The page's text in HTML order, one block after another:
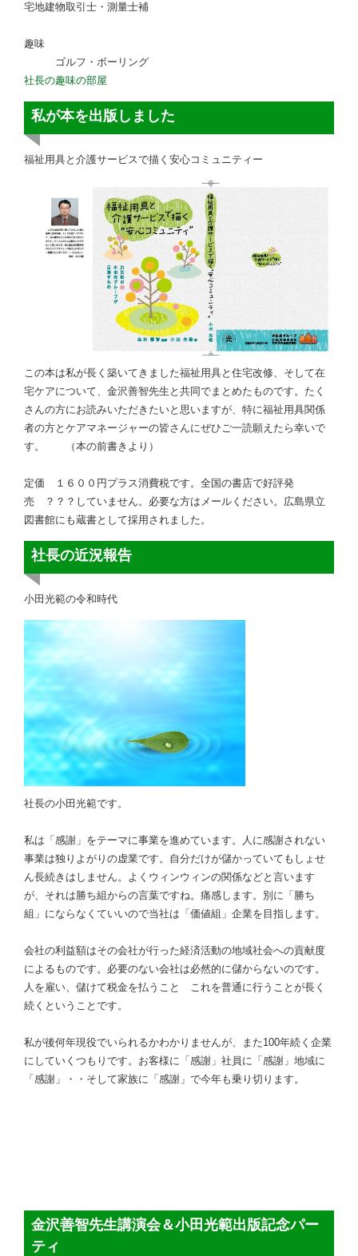
宅地建物取引士・測量士補
趣味
ゴルフ・ボーリング
社長の趣味の部屋
私が本を出版しました
福祉用具と介護サービスで描く安心コミュニティー
この本は私が長く築いてきました福祉用具と住宅改修、そして在
宅ケアについて、金沢善智先生と共同でまとめたものです。たく
さんの方にお読みいただきたいと思いますが、特に福祉用具関係
者の方とケアマネージャーの皆さんにぜひご一読願えたら幸いで
す。 （本の前書きより）
定価 １６００円プラス消費税です。全国の書店で好評発
売 ？？？していません。必要な方はメールください。広島県立
図書館にも蔵書として採用されました。
社長の近況報告
小田光範の令和時代
社長の小田光範です。
私は「感謝」をテーマに事業を進めています。人に感謝されない
事業は独りよがりの虚業です。自分だけが儲かっていてもしょせ
ん長続きはしません。よくウィンウィンの関係などと言います
が、それは勝ち組からの言葉ですね。痛感します。別に「勝ち
組」にならなくていいので当社は「価値組」企業を目指します。
会社の利益額はその会社が行った経済活動の地域社会への貢献度
によるものです。必要のない会社は必然的に儲からないのです。
人を雇い、儲けて税金を払うこと これを普通に行うことが長く
続くということです。
私が後何年現役でいられるかわかりませんが、また100年続く企業
にしていくつもりです。お客様に「感謝」社員に「感謝」地域に
「感謝」・・そして家族に「感謝」で今年も乗り切ります。
金沢善智先生講演会＆小田光範出版記念パー
ティ